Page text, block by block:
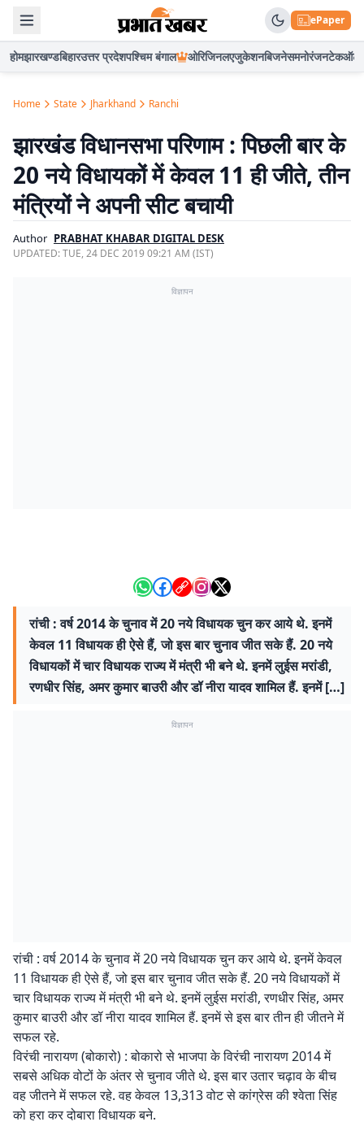
ePaper
होमझारखण्डबिहारउत्तर प्रदेशपश्चिम बंगाल ओरिजिनलएजुकेशनबिजनेसमनोरंजनटेकऑटो
Home State Jharkhand Ranchi
झारखंड विधानसभा परिणाम : पिछली बार के
20 नये विधायकों में केवल 11 ही जीते, तीन
मंत्रियों ने अपनी सीट बचायी
Author PRABHAT KHABAR DIGITAL DESK
UPDATED:TUE, 24 DEC 2019 09:21 AM (IST)
विज्ञापन
रांची : वर्ष 2014 के चुनाव में 20 नये विधायक चुन कर आये थे. इनमें
केवल 11 विधायक ही ऐसे हैं, जो इस बार चुनाव जीत सके हैं. 20 नये
विधायकों में चार विधायक राज्य में मंत्री भी बने थे. इनमें लुईस मरांडी,
रणधीर सिंह, अमर कुमार बाउरी और डॉ नीरा यादव शामिल हैं. इनमें […]
विज्ञापन
रांची : वर्ष 2014 के चुनाव में 20 नये विधायक चुन कर आये थे. इनमें केवल
11 विधायक ही ऐसे हैं, जो इस बार चुनाव जीत सके हैं. 20 नये विधायकों में
चार विधायक राज्य में मंत्री भी बने थे. इनमें लुईस मरांडी, रणधीर सिंह, अमर
कुमार बाउरी और डॉ नीरा यादव शामिल हैं. इनमें से इस बार तीन ही जीतने में
सफल रहे.
विरंची नारायण (बोकारो) : बोकारो से भाजपा के विरंची नारायण 2014 में
सबसे अधिक वोटों के अंतर से चुनाव जीते थे. इस बार उतार चढ़ाव के बीच
वह जीतने में सफल रहे. वह केवल 13,313 वोट से कांग्रेस की श्वेता सिंह
को हरा कर दोबारा विधायक बने.